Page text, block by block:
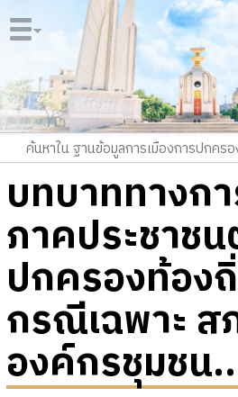
บทบาททางก
ภาคประชาช
ปกครองท้อง
กรณีเฉพาะ ส
องค์กรชุมชน